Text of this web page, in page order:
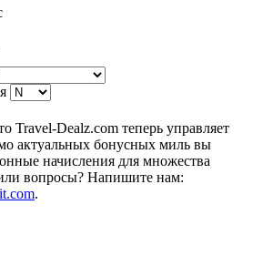
Travel-Dealz.com теперь управляет
актуальных бонусных миль вы
начисления для множества
вопросы? Напишите нам:
.